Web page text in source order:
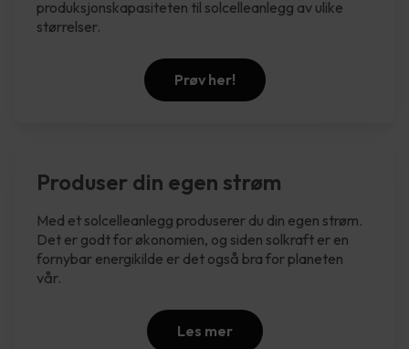
produksjonskapasiteten til solcelleanlegg av ulike
størrelser.
Prøv her!
Produser din egen strøm
Med et solcelleanlegg produserer du din egen strøm.
Det er godt for økonomien, og siden solkraft er en
fornybar energikilde er det også bra for planeten
vår.
Les mer